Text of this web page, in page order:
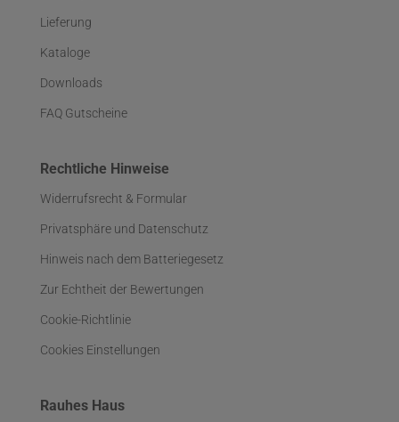
Lieferung
Kataloge
Downloads
FAQ Gutscheine
Rechtliche Hinweise
Widerrufsrecht & Formular
Privatsphäre und Datenschutz
Hinweis nach dem Batteriegesetz
Zur Echtheit der Bewertungen
Cookie-Richtlinie
Cookies Einstellungen
Rauhes Haus